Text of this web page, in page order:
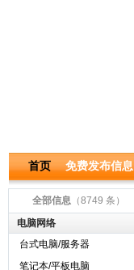
首页 免费发布信息
全部信息 （8749 条）
电脑网络
台式电脑/服务器
笔记本/平板电脑